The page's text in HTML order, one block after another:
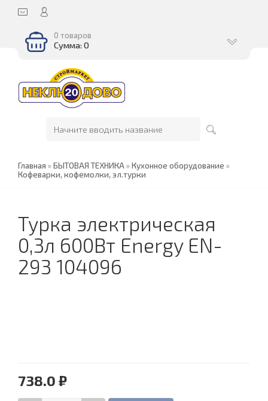
0 товаров
Сумма: 0
Главная »БЫТОВАЯ ТЕХНИКА»Кухонное оборудование »
Кофеварки, кофемолки, эл.турки
Турка электрическая
0,3л 600Вт Energy EN-
293 104096
738.0 ₽